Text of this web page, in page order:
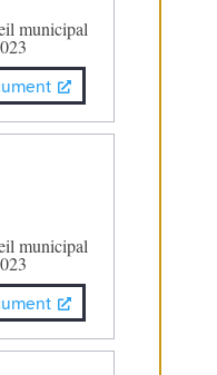
municipal
municipal